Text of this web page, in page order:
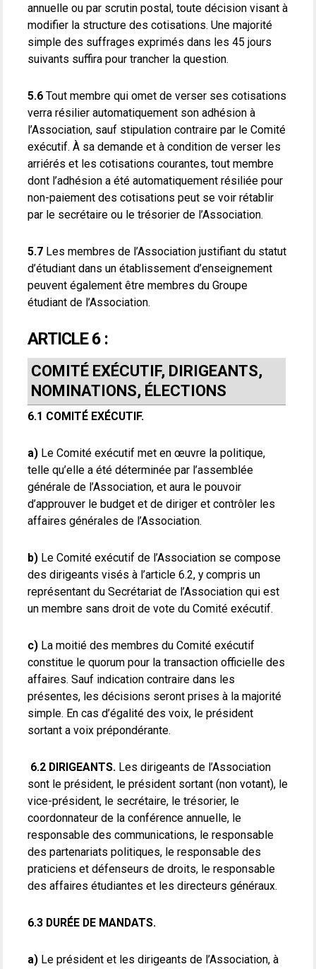
annuelle ou par scrutin postal, toute décision visant à
modifier la structure des cotisations. Une majorité
simple des suffrages exprimés dans les 45 jours
suivants suffira pour trancher la question.
5.6 Tout membre qui omet de verser ses cotisations
verra résilier automatiquement son adhésion à
l’Association, sauf stipulation contraire par le Comité
exécutif. À sa demande et à condition de verser les
arriérés et les cotisations courantes, tout membre
dont l’adhésion a été automatiquement résiliée pour
non-paiement des cotisations peut se voir rétablir
par le secrétaire ou le trésorier de l’Association.
5.7 Les membres de l’Association justifiant du statut
d’étudiant dans un établissement d’enseignement
peuvent également être membres du Groupe
étudiant de l’Association.
ARTICLE 6 :
COMITÉ EXÉCUTIF, DIRIGEANTS,
NOMINATIONS, ÉLECTIONS
6.1 COMITÉ EXÉCUTIF.
a) Le Comité exécutif met en œuvre la politique,
telle qu’elle a été déterminée par l’assemblée
générale de l’Association, et aura le pouvoir
d’approuver le budget et de diriger et contrôler les
affaires générales de l’Association.
b) Le Comité exécutif de l’Association se compose
des dirigeants visés à l’article 6.2, y compris un
représentant du Secrétariat de l’Association qui est
un membre sans droit de vote du Comité exécutif.
c) La moitié des membres du Comité exécutif
constitue le quorum pour la transaction officielle des
affaires. Sauf indication contraire dans les
présentes, les décisions seront prises à la majorité
simple. En cas d’égalité des voix, le président
sortant a voix prépondérante.
6.2 DIRIGEANTS. Les dirigeants de l’Association
sont le président, le président sortant (non votant), le
vice-président, le secrétaire, le trésorier, le
coordonnateur de la conférence annuelle, le
responsable des communications, le responsable
des partenariats politiques, le responsable des
praticiens et défenseurs de droits, le responsable
des affaires étudiantes et les directeurs généraux.
6.3 DURÉE DE MANDATS.
a) Le président et les dirigeants de l’Association, à